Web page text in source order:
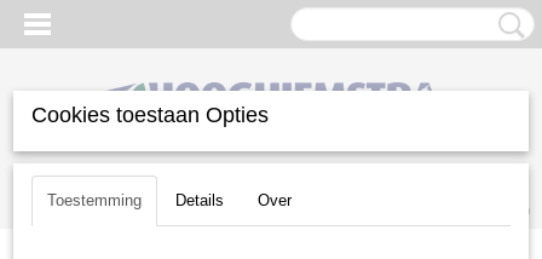
Inloggen Registreren
(0)
Cookies toestaan Opties
Toestemming Details Over